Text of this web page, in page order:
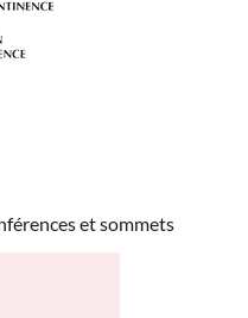
et sommets